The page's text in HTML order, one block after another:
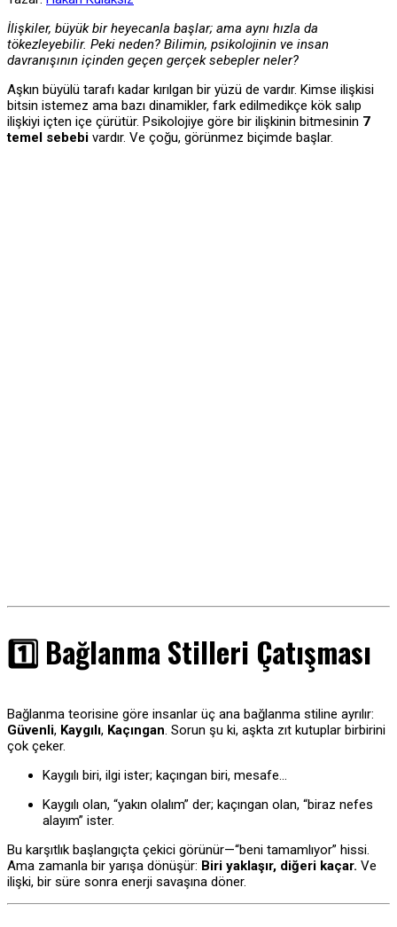
İlişkiler, büyük bir heyecanla başlar; ama aynı hızla da
tökezleyebilir. Peki neden? Bilimin, psikolojinin ve insan
davranışının içinden geçen gerçek sebepler neler?
Aşkın büyülü tarafı kadar kırılgan bir yüzü de vardır. Kimse ilişkisi
bitsin istemez ama bazı dinamikler, fark edilmedikçe kök salıp
ilişkiyi içten içe çürütür. Psikolojiye göre bir ilişkinin bitmesinin 7
temel sebebi vardır. Ve çoğu, görünmez biçimde başlar.
1️⃣ Bağlanma Stilleri Çatışması
Bağlanma teorisine göre insanlar üç ana bağlanma stiline ayrılır:
Güvenli, Kaygılı, Kaçıngan. Sorun şu ki, aşkta zıt kutuplar birbirini
çok çeker.
Kaygılı biri, ilgi ister; kaçıngan biri, mesafe…
Kaygılı olan, “yakın olalım” der; kaçıngan olan, “biraz nefes
alayım” ister.
Bu karşıtlık başlangıçta çekici görünür—“beni tamamlıyor” hissi.
Ama zamanla bir yarışa dönüşür: Biri yaklaşır, diğeri kaçar. Ve
ilişki, bir süre sonra enerji savaşına döner.